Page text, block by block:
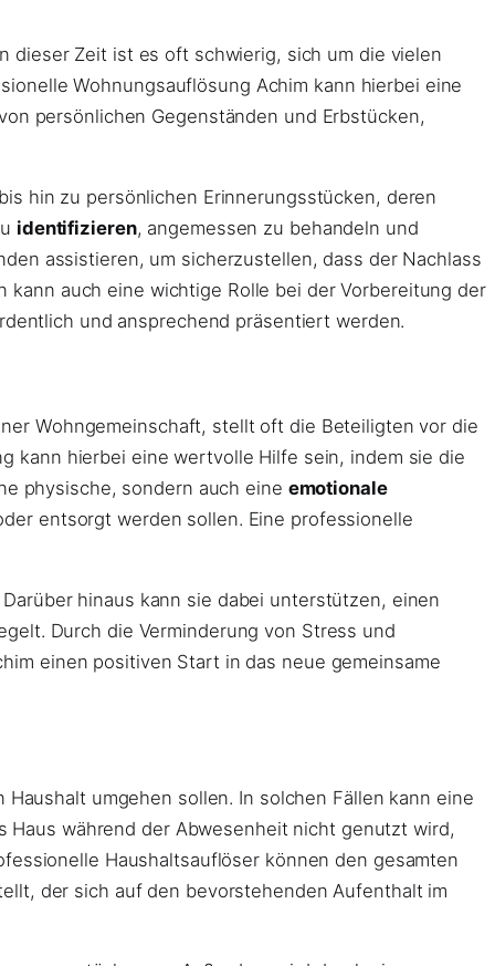
dieser Zeit ist es oft schwierig, sich um die vielen
Wohnungsauflösung Achim kann hierbei eine
persönlichen Gegenständen und Erbstücken,
hin zu persönlichen Erinnerungsstücken, deren
identifizieren, angemessen zu behandeln und
assistieren, um sicherzustellen, dass der Nachlass
auch eine wichtige Rolle bei der Vorbereitung der
und ansprechend präsentiert werden.
Wohngemeinschaft, stellt oft die Beteiligten vor die
kann hierbei eine wertvolle Hilfe sein, indem sie die
physische, sondern auch eine emotionale
entsorgt werden sollen. Eine professionelle
hinaus kann sie dabei unterstützen, einen
Durch die Verminderung von Stress und
einen positiven Start in das neue gemeinsame
umgehen sollen. In solchen Fällen kann eine
während der Abwesenheit nicht genutzt wird,
Haushaltsauflöser können den gesamten
der sich auf den bevorstehenden Aufenthalt im